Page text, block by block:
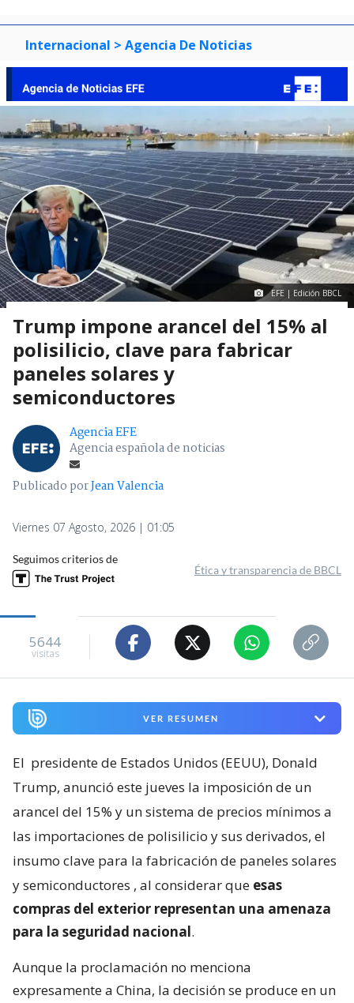
Internacional > Agencia De Noticias
EFE | Edición BBCL
Trump impone arancel del 15% al
polisilicio, clave para fabricar
paneles solares y
semiconductores
Agencia EFE
Agencia española de noticias
Publicado porJean Valencia
Viernes 07 Agosto, 2026 | 01:05
Seguimos criterios de
Ética y transparencia de BBCL
5644
visitas
VER RESUMEN
El presidente de Estados Unidos (EEUU), Donald
Trump, anunció este jueves la imposición de un
arancel del 15% y un sistema de precios mínimos a
las importaciones de polisilicio y sus derivados, el
insumo clave para la fabricación de paneles solares
y semiconductores , al considerar que esas
compras del exterior representan una amenaza
para la seguridad nacional.
Aunque la proclamación no menciona
expresamente a China, la decisión se produce en un